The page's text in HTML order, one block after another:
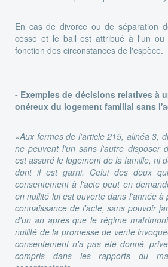
En cas de divorce ou de séparation
cesse et le bail est attribué à l'un ou
fonction des circonstances de l'espèce.
- Exemples de décisions relatives à
onéreux du logement familial sans
«Aux fermes de l'article 215, alinéa 3,
ne peuvent l'un sans l'autre disposer
est assuré le logement de la famille, ni
dont il est garni. Celui des deux
consentement à l'acte peut en
en nullité lui est ouverte dans l'année
connaissance de l'acte, sans pouvoir
d'un an après que le régime
nullité de la promesse de vente
consentement n'a pas été donné,
compris dans les rapports du